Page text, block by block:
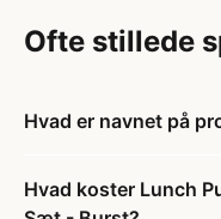
Ofte stillede
Hvad er navnet på
Hvad koster Lunch